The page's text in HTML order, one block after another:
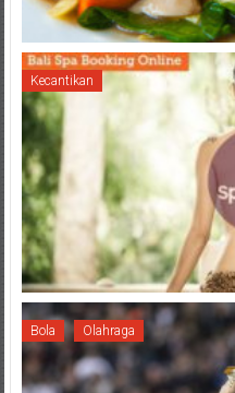
Kecantikan
Bola Olahraga